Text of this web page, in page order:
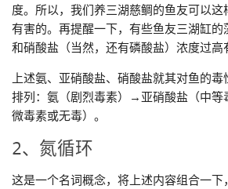
度。所以，我们养三湖慈鲷的鱼友可以
有害的。再提醒一下，有些鱼友三湖缸的
和硝酸盐（当然，还有磷酸盐）浓度过高
上述氨、亚硝酸盐、硝酸盐就其对鱼的毒
排列：氨（剧烈毒素）→亚硝酸盐（中
微毒素或无毒）。
2、氮循环
这是一个名词概念，将上述内容组合一下